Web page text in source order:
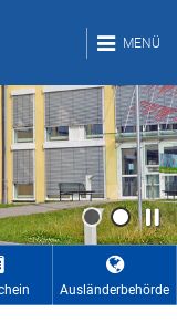
MENÜ
Ausländer­behörde